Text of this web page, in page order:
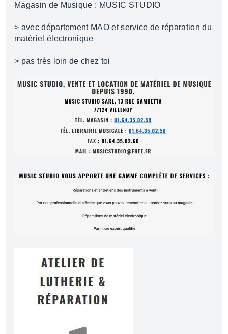
Magasin de Musique : MUSIC STUDIO
> avec département MAO et service de réparation du
matériel électronique
> pas très loin de chez toi